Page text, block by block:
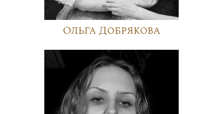
Ольга Добрякова